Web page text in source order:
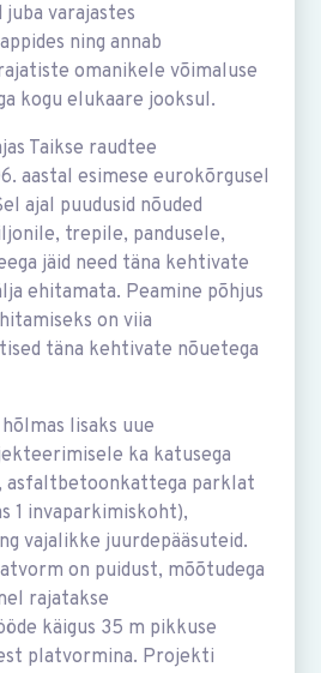
varajastes
ning annab
omanikele võimaluse
kogu elukaare jooksul.
Taikse raudtee
aastal esimese eurokõrgusel
ajal puudusid nõuded
trepile, pandusele,
jäid need täna kehtivate
ehitamata. Peamine põhjus
on viia
täna kehtivate nõuetega
lisaks uue
ka katusega
asfaltbetoonkattega parklat
1 invaparkimiskoht),
vajalikke juurdepääsuteid.
on puidust, mõõtudega
rajatakse
käigus 35 m pikkuse
platvormina. Projekti